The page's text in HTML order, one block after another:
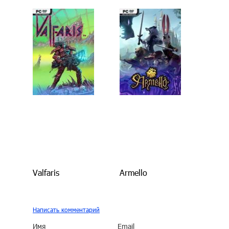
Valfaris Armello
Написать комментарий
Имя Email